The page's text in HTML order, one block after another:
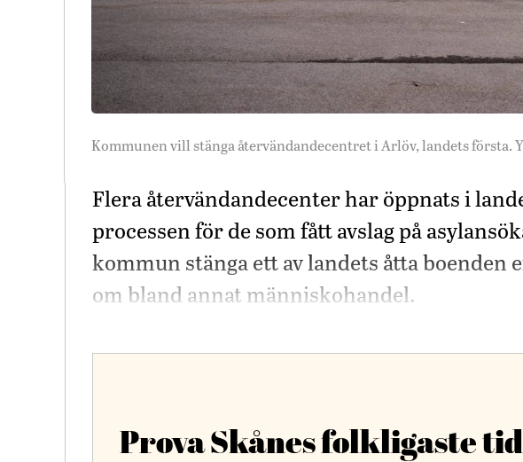
Kommunen vill stänga återvändandecentret i Arlöv, landets
Flera återvändandecenter har öppnats i
processen för de som fått avslag på
kommun stänga ett av landets åtta boenden
om bland annat människohandel.
Prova Skånes folkligaste